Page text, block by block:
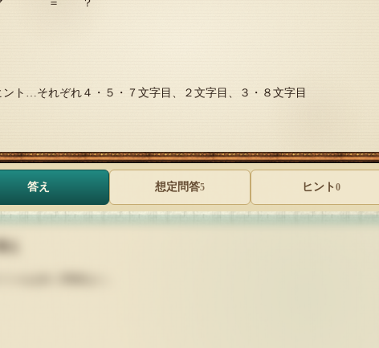
ント…それぞれ４・５・７文字目、２文字目、３・８文字目
答え 想定問答5 ヒント 0